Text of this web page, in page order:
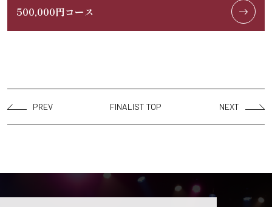
500,000円コース
PREV FINALIST TOP NEXT